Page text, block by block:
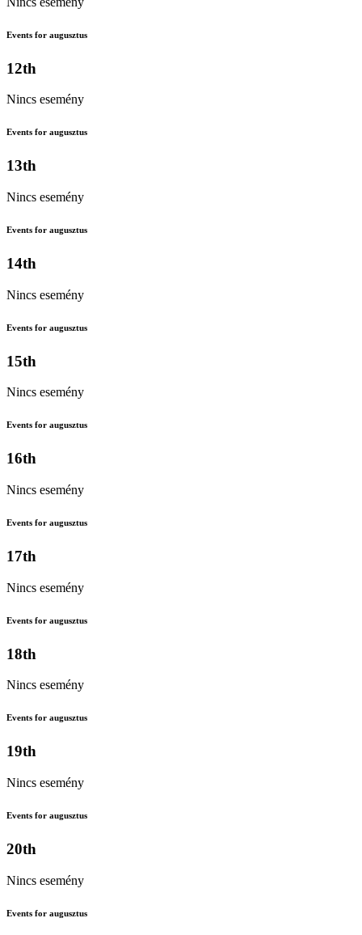
Events for augusztus
12th
Nincs esemény
Events for augusztus
13th
Nincs esemény
Events for augusztus
14th
Nincs esemény
Events for augusztus
15th
Nincs esemény
Events for augusztus
16th
Nincs esemény
Events for augusztus
17th
Nincs esemény
Events for augusztus
18th
Nincs esemény
Events for augusztus
19th
Nincs esemény
Events for augusztus
20th
Nincs esemény
Events for augusztus